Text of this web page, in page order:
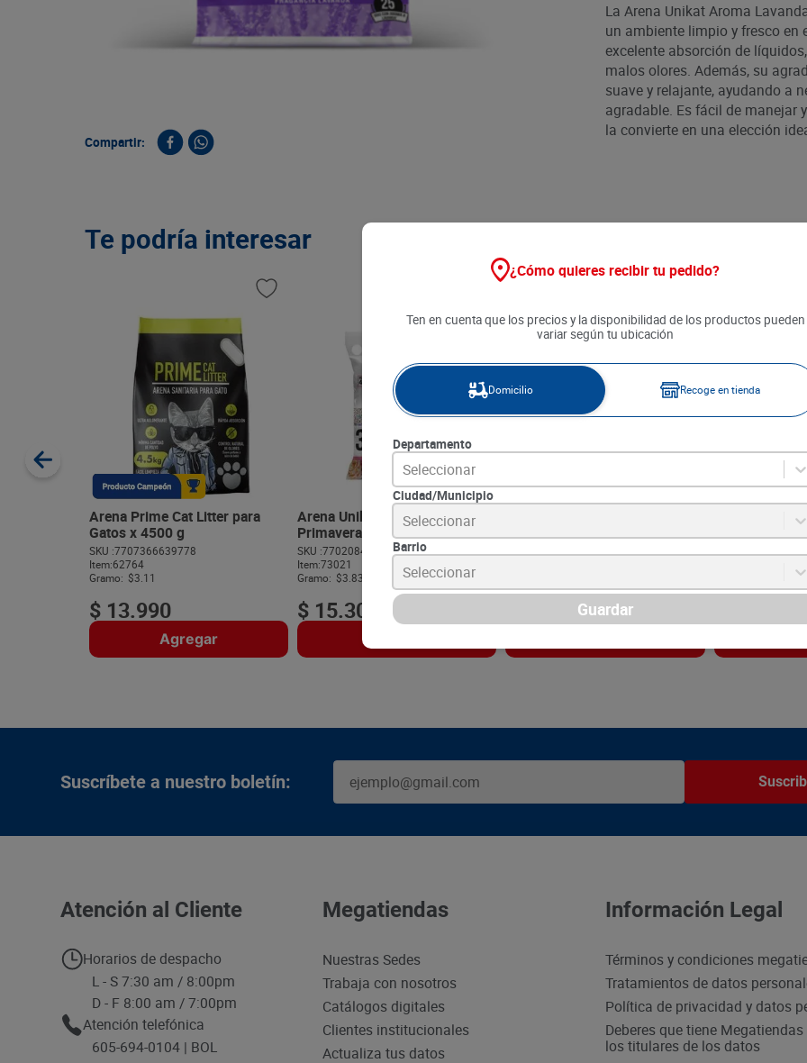
Compartir:
La Arena Unikat Aroma
un ambiente limpio y fresco en
excelente absorción de
malos olores. Además, su
suave y relajante, ayudando a
agradable. Es fácil de manejar
la convierte en una elección
Te podría interesar
Arena Prime Cat Litter para
Gatos x 4500 g
SKU :7707366639778
Item:62764
Gramo: $3.11
$ 13.990
Agregar
Arena Unikat Sanitaria
Primavera x 4 kg
SKU :7702084057477
Item:73021
Gramo: $3.83
$ 15.300
Mascotas x 48 und
Pañitos
Limpieza
Suscríbete a nuestro boletín:
Atención al Cliente
Horarios de despacho
L - S 7:30 am / 8:00pm
D - F 8:00 am / 7:00pm
Atención telefónica
605-694-0104 | BOL
Megatiendas
Nuestras Sedes
Trabaja con nosotros
Catálogos digitales
Clientes institucionales
Actualiza tus datos
Información Legal
Términos y condiciones
Tratamientos de datos
Política de privacidad y datos
Deberes que tiene
los titulares de los datos
¿Cómo quieres recibir tu pedido?
Ten en cuenta que los precios y la disponibilidad de los productos pueden
variar según tu ubicación
Domicilio Recoge en tienda
Departamento
Seleccionar
Ciudad/Municipio
Seleccionar
Barrio
Seleccionar
Guardar